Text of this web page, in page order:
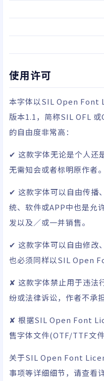
使用许可
本字体以SIL Open Font
版本1.1，简称SIL OFL 或
的自由度非常高：
✔ 这款字体无论是个人还
无需知会或者标明原作者。
✔ 这款字体可以自由传播
统、软件或APP中也是允
发以及／或一并销售。
✔ 这款字体可以自由修改
也必须同样以SIL Open
✘ 这款字体禁止用于违法
纷或法律诉讼，作者不承
✘ 根据SIL Open Font
售字体文件(OTF/TTF文件
关于SIL Open Font
事项等详细细节，请查看